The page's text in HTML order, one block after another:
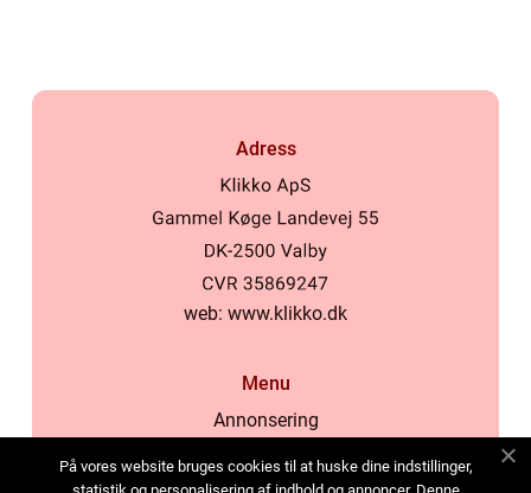
Adress
web: www.klikko.dk
Menu
Annonsering
Cookies
På vores website bruges cookies til at huske dine indstillinger,